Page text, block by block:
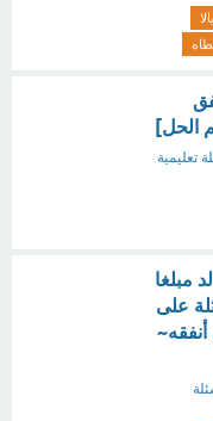
أنفق
تعليمية
خالد مبلغا
على